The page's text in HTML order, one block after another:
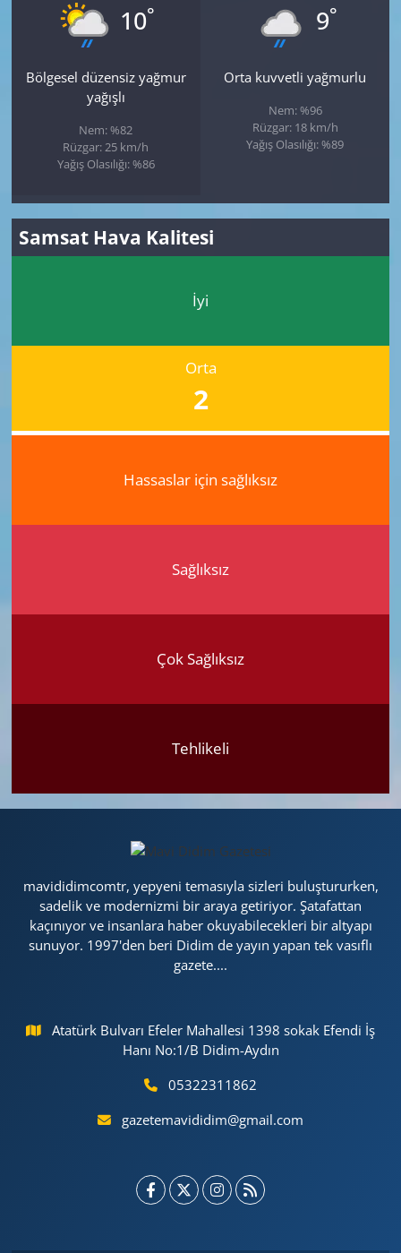
10°
Bölgesel düzensiz yağmur
yağışlı
Nem: %82
Rüzgar: 25 km/h
Yağış Olasılığı: %86
9°
Orta kuvvetli yağmurlu
Nem: %96
Rüzgar: 18 km/h
Yağış Olasılığı: %89
Samsat Hava Kalitesi
İyi
Orta
2
Hassaslar için sağlıksız
Sağlıksız
Çok Sağlıksız
Tehlikeli
mavididimcomtr, yepyeni temasıyla sizleri buluştururken,
sadelik ve modernizmi bir araya getiriyor. Şatafattan
kaçınıyor ve insanlara haber okuyabilecekleri bir altyapı
sunuyor. 1997'den beri Didim de yayın yapan tek vasıflı
gazete....
Atatürk Bulvarı Efeler Mahallesi 1398 sokak Efendi İş
Hanı No:1/B Didim-Aydın
05322311862
gazetemavididim@gmail.com